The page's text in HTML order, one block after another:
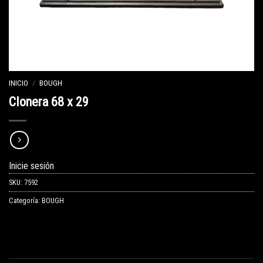
INICIO / BOUGH
Clonera 68 x 29
Inicie sesión
SKU: 7592
Categoría: BOUGH